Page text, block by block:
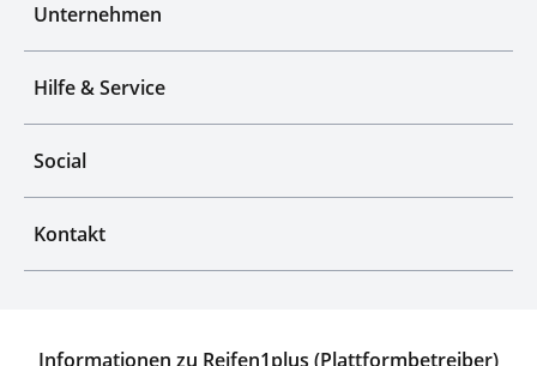
Unternehmen
Hilfe & Service
Social
Kontakt
Informationen zu Reifen1plus (Plattformbetreiber)